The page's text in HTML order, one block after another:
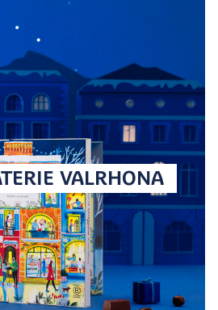
VALRHONA